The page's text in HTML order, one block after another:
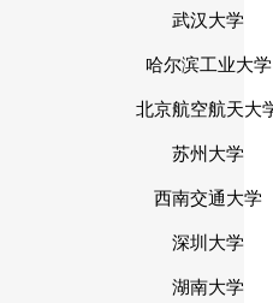
武汉大学
哈尔滨工业大学
北京航空航天大
苏州大学
西南交通大学
深圳大学
湖南大学